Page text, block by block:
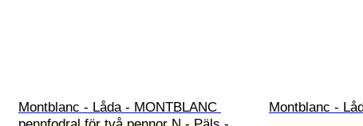
Montblanc - Låda - MONTBLANC
Montblanc -